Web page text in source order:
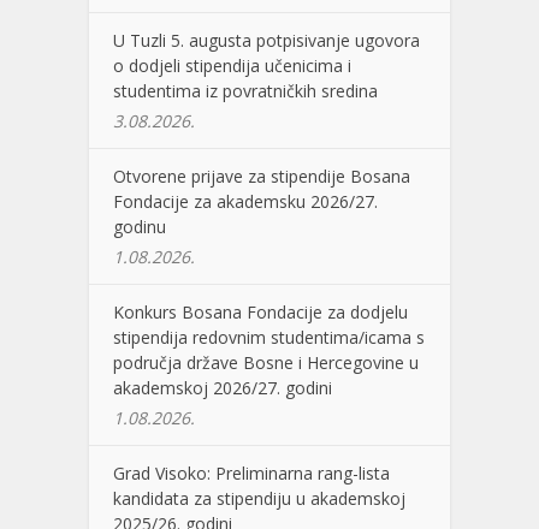
U Tuzli 5. augusta potpisivanje ugovora
o dodjeli stipendija učenicima i
studentima iz povratničkih sredina
3.08.2026.
Otvorene prijave za stipendije Bosana
Fondacije za akademsku 2026/27.
godinu
1.08.2026.
Konkurs Bosana Fondacije za dodjelu
stipendija redovnim studentima/icama s
područja države Bosne i Hercegovine u
akademskoj 2026/27. godini
1.08.2026.
Grad Visoko: Preliminarna rang-lista
kandidata za stipendiju u akademskoj
2025/26. godini